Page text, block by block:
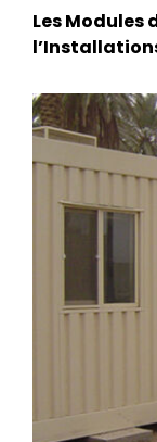
Les Modules